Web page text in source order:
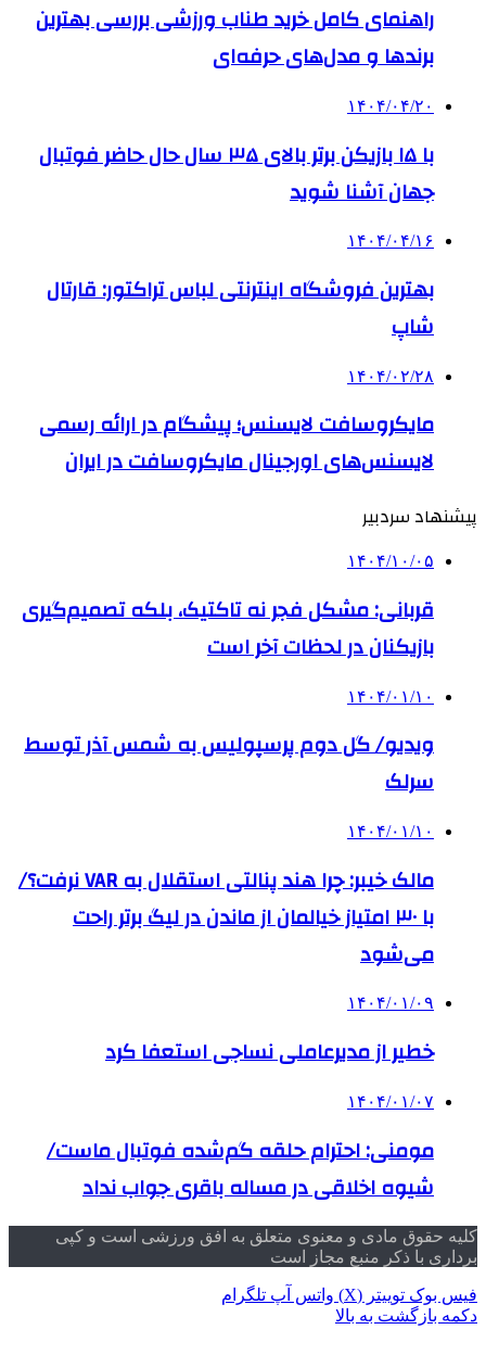
راهنمای کامل خرید طناب ورزشی بررسی بهترین
برندها و مدل‌های حرفه‌ای
۱۴۰۴/۰۴/۲۰
با ۱۵ بازیکن برتر بالای ۳۵ سال حال حاضر فوتبال
جهان آشنا شوید
۱۴۰۴/۰۴/۱۶
بهترین فروشگاه اینترنتی لباس تراکتور: قارتال
شاپ
۱۴۰۴/۰۲/۲۸
مایکروسافت لایسنس؛ پیشگام در ارائه رسمی
لایسنس‌های اورجینال مایکروسافت در ایران
پیشنهاد سردبیر
۱۴۰۴/۱۰/۰۵
قربانی: مشکل فجر نه تاکتیک، بلکه تصمیم‌گیری
بازیکنان در لحظات آخر است
۱۴۰۴/۰۱/۱۰
ویدیو/ گل دوم پرسپولیس به شمس آذر توسط
سرلک
۱۴۰۴/۰۱/۱۰
مالک خیبر: چرا هند پنالتی استقلال به VAR نرفت؟/
با ۳۰ امتیاز خیالمان از ماندن در لیگ برتر راحت
می‌شود
۱۴۰۴/۰۱/۰۹
خطیر از مدیرعاملی نساجی استعفا کرد
۱۴۰۴/۰۱/۰۷
مومنی: احترام حلقه گم‌شده فوتبال ماست/
شیوه اخلاقی در مساله باقری جواب نداد
کلیه حقوق مادی و معنوی متعلق به افق ورزشی است و کپی
برداری با ذکر منبع مجاز است
فیس بوک توییتر (X) واتس آپ تلگرام
دکمه بازگشت به بالا